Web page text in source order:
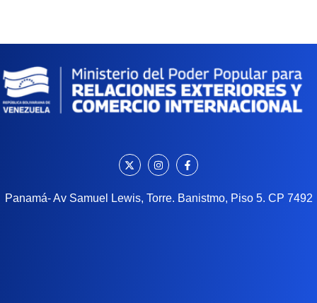
Panamá- Av Samuel Lewis, Torre. Banistmo, Piso 5. CP 7492